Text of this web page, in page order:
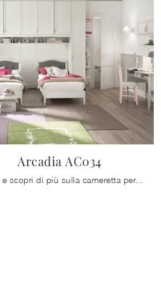
Arcadia AC034
Clicca e scopri di più sulla cameretta per ragazzi Arcadia AC034! Le Camerette a ponte Colombini Casa ti aspettano.